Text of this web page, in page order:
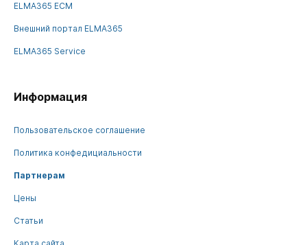
ELMA365 ECM
Внешний портал ELMA365
ELMA365 Service
Информация
Пользовательское соглашение
Политика конфедициальности
Партнерам
Цены
Статьи